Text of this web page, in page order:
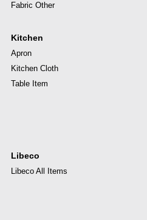
Fabric Other
Kitchen
Apron
Kitchen Cloth
Table Item
Libeco
Libeco All Items